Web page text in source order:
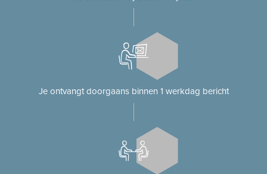
Je ontvangt doorgaans binnen 1 werkdag bericht